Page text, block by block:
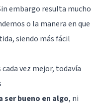
embargo resulta mucho
o la manera en que
siendo más fácil
vez mejor, todavía
ser bueno en algo, ni